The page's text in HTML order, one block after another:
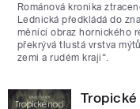
Románová kronika
Lednická předkládá do
měnící obraz hornického
překrývá tlustá vrstva
zemi a rudém kraji“.